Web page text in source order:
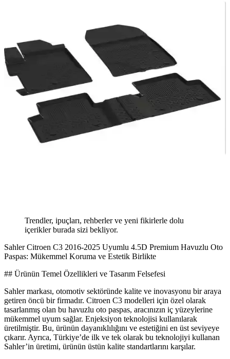
Trendler, ipuçları, rehberler ve yeni fikirlerle dolu
içerikler burada sizi bekliyor.
Sahler Citroen C3 2016-2025 Uyumlu 4.5D Premium Havuzlu Oto
Paspas: Mükemmel Koruma ve Estetik Birlikte
## Ürünün Temel Özellikleri ve Tasarım Felsefesi
Sahler markası, otomotiv sektöründe kalite ve inovasyonu bir araya
getiren öncü bir firmadır. Citroen C3 modelleri için özel olarak
tasarlanmış olan bu havuzlu oto paspas, aracınızın iç yüzeylerine
mükemmel uyum sağlar. Enjeksiyon teknolojisi kullanılarak
üretilmiştir. Bu, ürünün dayanıklılığını ve estetiğini en üst seviyeye
çıkarır. Ayrıca, Türkiye’de ilk ve tek olarak bu teknolojiyi kullanan
Sahler’in üretimi, ürünün üstün kalite standartlarını karşılar.